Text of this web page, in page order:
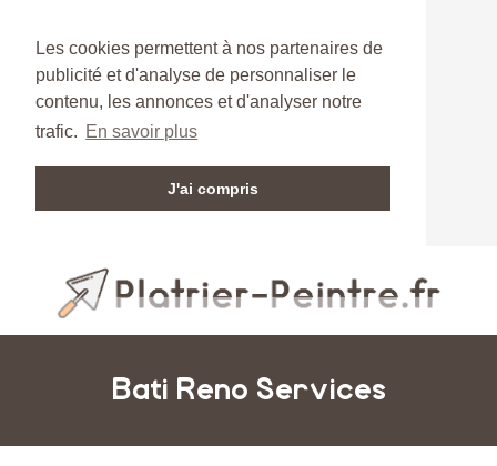
Les cookies permettent à nos partenaires de
publicité et d'analyse de personnaliser le
contenu, les annonces et d'analyser notre
trafic. En savoir plus
J'ai compris
Bati Reno Services